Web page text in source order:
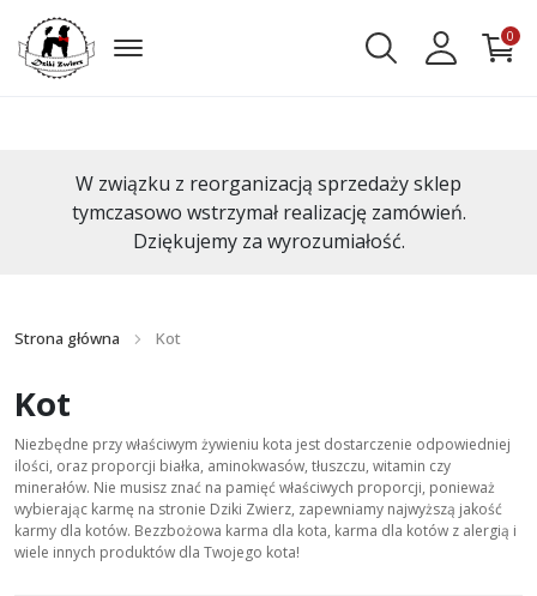
0
W związku z reorganizacją sprzedaży sklep
tymczasowo wstrzymał realizację zamówień.
Dziękujemy za wyrozumiałość.
Strona główna Kot
Kot
Niezbędne przy właściwym żywieniu kota jest dostarczenie odpowiedniej
ilości, oraz proporcji białka, aminokwasów, tłuszczu, witamin czy
minerałów. Nie musisz znać na pamięć właściwych proporcji, ponieważ
wybierając karmę na stronie Dziki Zwierz, zapewniamy najwyższą jakość
karmy dla kotów. Bezzbożowa karma dla kota, karma dla kotów z alergią i
wiele innych produktów dla Twojego kota!